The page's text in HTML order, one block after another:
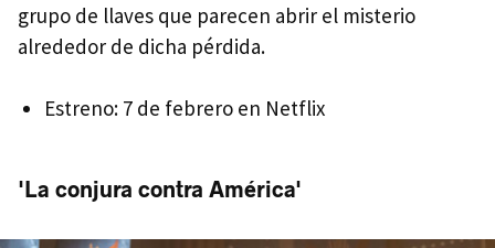
grupo de llaves que parecen abrir el misterio
alrededor de dicha pérdida.
Estreno: 7 de febrero en Netflix
'La conjura contra América'